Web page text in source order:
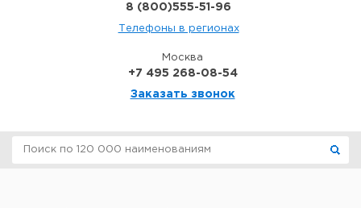
8 (800)555-51-96
Телефоны в регионах
Москва
+7 495 268-08-54
Заказать звонок